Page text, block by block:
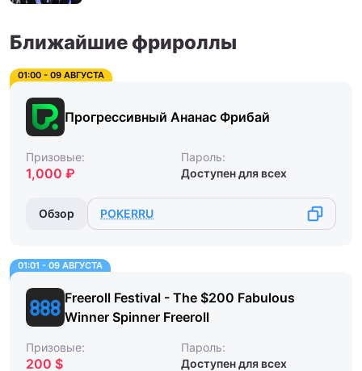
Ближайшие фрироллы
01:00 - 09 АВГУСТА
Прогрессивный Ананас Фрибай
Призовые:
1,000 ₽
Пароль:
Доступен для всех
Обзор POKERRU
01:01 - 09 АВГУСТА
Freeroll Festival - The $200 Fabulous
Winner Spinner Freeroll
Призовые:
200 $
Пароль:
Доступен для всех